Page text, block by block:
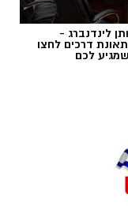
וכספים
המקום.
לינדנברג -
דרכים לחצו
לכם